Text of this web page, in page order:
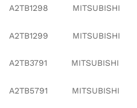
A2TB1298 MITSUBISHI
A2TB1299 MITSUBISHI
A2TB3791 MITSUBISHI
A2TB5791 MITSUBISHI